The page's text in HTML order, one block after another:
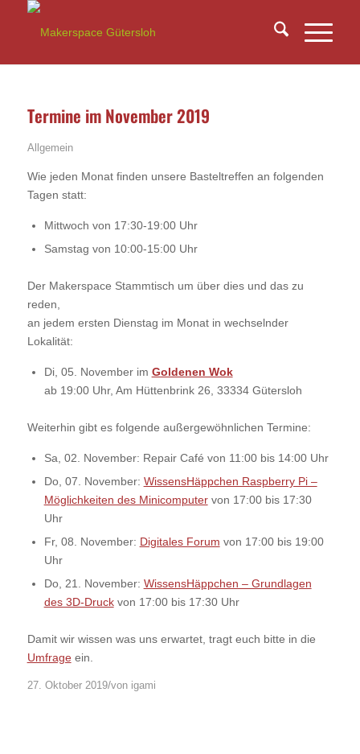
Termine im November 2019
Allgemein
Wie jeden Monat finden unsere Basteltreffen an folgenden
Tagen statt:
Mittwoch von 17:30-19:00 Uhr
Samstag von 10:00-15:00 Uhr
Der Makerspace Stammtisch um über dies und das zu
reden,
an jedem ersten Dienstag im Monat in wechselnder
Lokalität:
Di, 05. November im Goldenen Wok
ab 19:00 Uhr, Am Hüttenbrink 26, 33334 Gütersloh
Weiterhin gibt es folgende außergewöhnlichen Termine:
Sa, 02. November: Repair Café von 11:00 bis 14:00 Uhr
Do, 07. November: WissensHäppchen Raspberry Pi –
Möglichkeiten des Minicomputervon 17:00 bis 17:30
Uhr
Fr, 08. November: Digitales Forum von 17:00 bis 19:00
Uhr
Do, 21. November: WissensHäppchen – Grundlagen
des 3D-Druckvon 17:00 bis 17:30 Uhr
Damit wir wissen was uns erwartet, tragt euch bitte in die
Umfrageein.
27. Oktober 2019/von igami